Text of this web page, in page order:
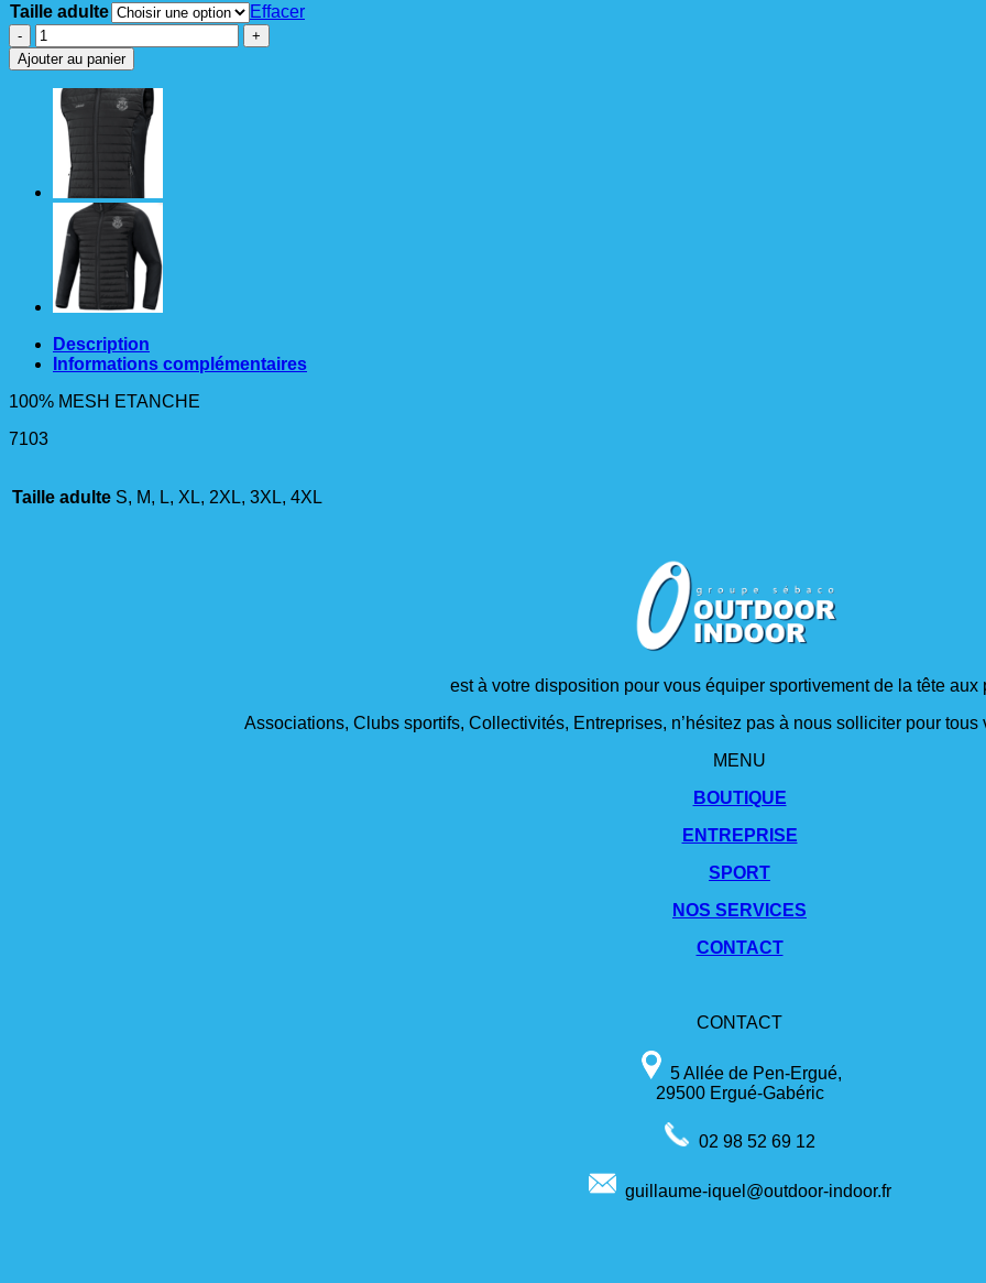
Taille adulte
Effacer
quantité
de
PARKA
TEAM
FROID
CAPUCHE
Ajouter au panier
Description
Informations complémentaires
100% MESH ETANCHE
7103
Taille adulte S, M, L, XL, 2XL, 3XL, 4XL
est à votre disposition pour vous équiper sportivement de la tête aux
Associations, Clubs sportifs, Collectivités, Entreprises, n’hésitez pas à nous solliciter pour
MENU
BOUTIQUE
ENTREPRISE
SPORT
NOS SERVICES
CONTACT
CONTACT
5 Allée de Pen-Ergué,
29500 Ergué-Gabéric
02 98 52 69 12
guillaume-iquel@outdoor-indoor.fr